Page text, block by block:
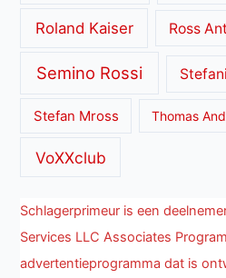
Roland Kaiser Ross
Semino Rossi
Stefan Mross Thomas
VoXXclub
Schlagerprimeur is een
Services LLC Associates
advertentieprogramma dat is